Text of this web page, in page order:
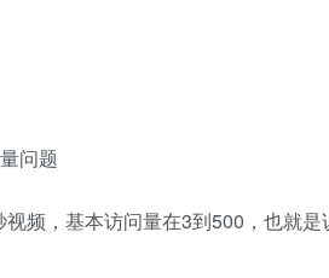
问题
频，基本访问量在3到500，也就